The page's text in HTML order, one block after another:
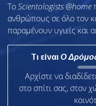
ToScientologists @home
ανθρώπους σε όλο τον
παραμένουν υγιείς και
Τι είναι Ο
Αρχίστε να
στο σπίτι σας, στον